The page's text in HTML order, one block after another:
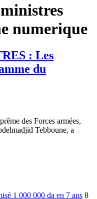
numerique
: Les
du
des Forces armées,
Tebboune, a
1 000 000 da en 7 ans 8